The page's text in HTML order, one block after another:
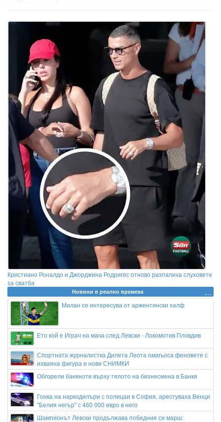
Кристиано Роналдо и Джорджина Родригес отново разпалиха слуховете
за сватба
Новини в реално времеss
Милан се интересува от аржентински халф
Ето кой е Играч на мача след Левски - Локомотив Пловдив
Спортната журналистка Дилета Леота омагьоса феновете с
изваяна фигура и нови СНИМКИ
Обгорели банкноти върху тялото на бизнесмена в Банкя
Гонка на наркодилъри с полицаи в София, арестуваха Венци
"Белия негър" с 460 000 евро в него
Шампионът Левски продължава победния си марш: